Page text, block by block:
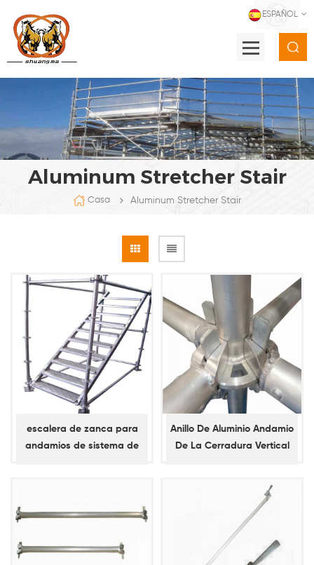
ESPAÑOL
Aluminum Stretcher Stair
Casa Aluminum Stretcher Stair
escalera de zanca para
andamios de sistema de
Anillo De Aluminio Andamio
De La Cerradura Vertical